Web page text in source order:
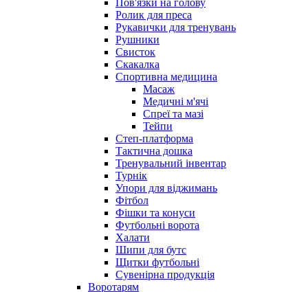
Пов'язки на голову
Ролик для преса
Рукавички для тренувань
Рушники
Свисток
Скакалка
Спортивна медицина
Масаж
Медичні м'ячі
Спреї та мазі
Тейпи
Степ-платформа
Тактична дошка
Тренувальний інвентар
Турнік
Упори для віджимань
Фітбол
Фішки та конуси
Футбольні ворота
Халати
Шипи для бутс
Щитки футбольні
Сувенірна продукція
Воротарям